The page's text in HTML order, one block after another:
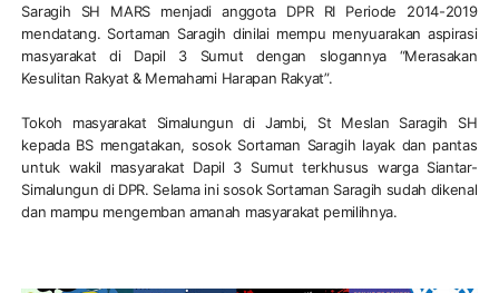
Saragih SH MARS menjadi anggota DPR RI Periode 2014-2019
mendatang. Sortaman Saragih dinilai mempu menyuarakan aspirasi
masyarakat di Dapil 3 Sumut dengan slogannya “Merasakan
Kesulitan Rakyat & Memahami Harapan Rakyat”.
Tokoh masyarakat Simalungun di Jambi, St Meslan Saragih SH
kepada BS mengatakan, sosok Sortaman Saragih layak dan pantas
untuk wakil masyarakat Dapil 3 Sumut terkhusus warga Siantar-
Simalungun di DPR. Selama ini sosok Sortaman Saragih sudah dikenal
dan mampu mengemban amanah masyarakat pemilihnya.